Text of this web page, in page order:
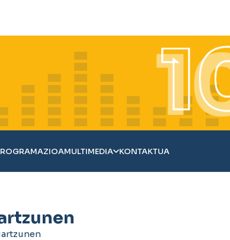
MULTIMEDIA KONTAKTUA